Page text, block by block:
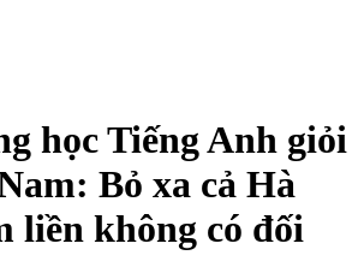
học Tiếng Anh giỏi
Bỏ xa cả Hà
liền không có đối